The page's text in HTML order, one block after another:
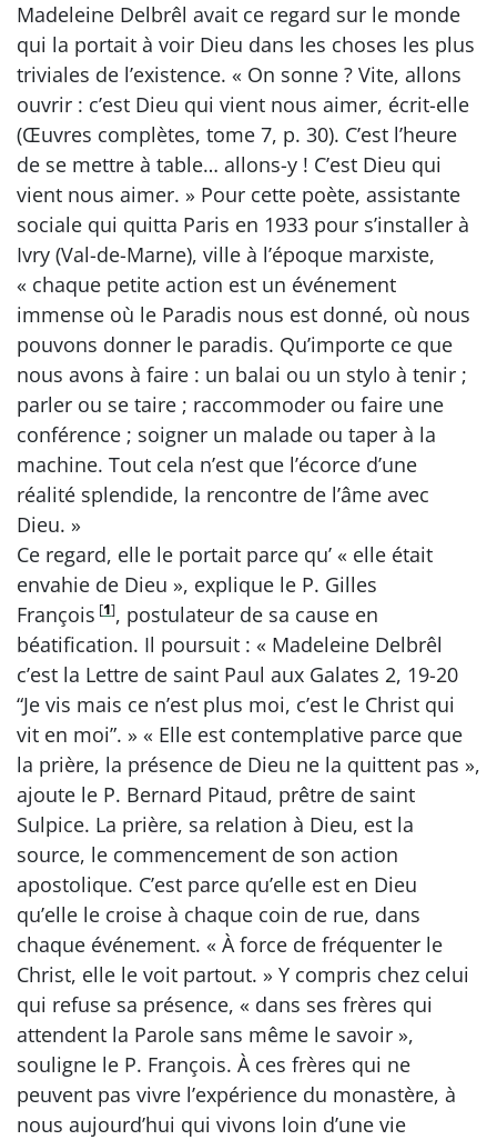
Madeleine Delbrêl avait ce regard sur le monde
qui la portait à voir Dieu dans les choses les plus
triviales de l’existence. « On sonne ? Vite, allons
ouvrir : c’est Dieu qui vient nous aimer, écrit-elle
(Œuvres complètes, tome 7, p. 30). C’est l’heure
de se mettre à table… allons-y ! C’est Dieu qui
vient nous aimer. » Pour cette poète, assistante
sociale qui quitta Paris en 1933 pour s’installer à
Ivry (Val-de-Marne), ville à l’époque marxiste,
« chaque petite action est un événement
immense où le Paradis nous est donné, où nous
pouvons donner le paradis. Qu’importe ce que
nous avons à faire : un balai ou un stylo à tenir ;
parler ou se taire ; raccommoder ou faire une
conférence ; soigner un malade ou taper à la
machine. Tout cela n’est que l’écorce d’une
réalité splendide, la rencontre de l’âme avec
Dieu. »
Ce regard, elle le portait parce qu’ « elle était
envahie de Dieu », explique le P. Gilles
François [1], postulateur de sa cause en
béatification. Il poursuit : « Madeleine Delbrêl
c’est la Lettre de saint Paul aux Galates 2, 19-20
“Je vis mais ce n’est plus moi, c’est le Christ qui
vit en moi”. » « Elle est contemplative parce que
la prière, la présence de Dieu ne la quittent pas »,
ajoute le P. Bernard Pitaud, prêtre de saint
Sulpice. La prière, sa relation à Dieu, est la
source, le commencement de son action
apostolique. C’est parce qu’elle est en Dieu
qu’elle le croise à chaque coin de rue, dans
chaque événement. « À force de fréquenter le
Christ, elle le voit partout. » Y compris chez celui
qui refuse sa présence, « dans ses frères qui
attendent la Parole sans même le savoir »,
souligne le P. François. À ces frères qui ne
peuvent pas vivre l’expérience du monastère, à
nous aujourd’hui qui vivons loin d’une vie